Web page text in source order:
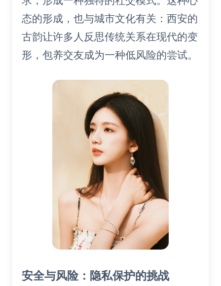
态的形成，也与城市文化有关：西安的
古韵让许多人反思传统关系在现代的变
形，包养交友成为一种低风险的尝试。
安全与风险：隐私保护的挑战